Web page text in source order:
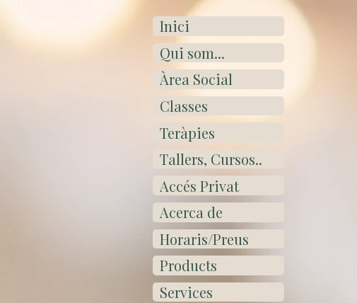
Inici
Qui som...
Àrea Social
Classes
Teràpies
Tallers, Cursos..
Accés Privat
Acerca de
Horaris/Preus
Products
Services